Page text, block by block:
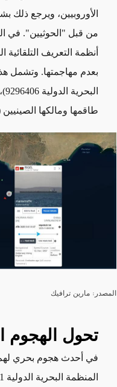
الأوروبيين، ويرجع
من قبل "الحوثيين". في
أنظمة التعريف
بعدم مهاجمتها. وتشمل
طاقمها ومالكها
المصدر: مارين ترافيك
تحول الهجوم
في أحدث هجوم بحري